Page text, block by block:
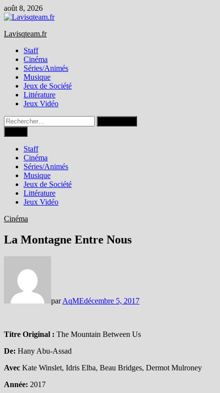
Passer
au
août 8, 2026
Lavisqteam.fr
Staff
Cinéma
Séries/Animés
Musique
Jeux de Société
Littérature
Jeux Vidéo
Rechercher :
Staff
Cinéma
Séries/Animés
Musique
Jeux de Société
Littérature
Jeux Vidéo
Cinéma
La Montagne Entre Nous
parAqMEdécembre 5, 2017
Titre Original : The Mountain Between Us
De: Hany Abu-Assad
Avec Kate Winslet, Idris Elba, Beau Bridges, Dermot Mulroney
Année: 2017